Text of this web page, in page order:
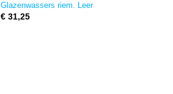
Glazenwassers riem. Leer
€ 31,25